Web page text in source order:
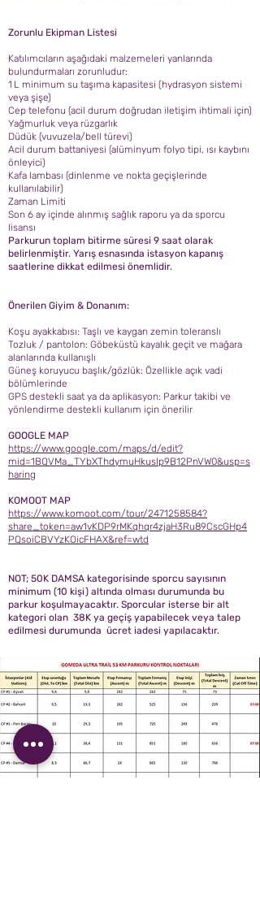
Zorunlu Ekipman Listesi
Katılımcıların aşağıdaki malzemeleri yanlarında
bulundurmaları zorunludur:
1 L minimum su taşıma kapasitesi (hydrasyon sistemi
veya şişe)
Cep telefonu (acil durum doğrudan iletişim ihtimali için)
Yağmurluk veya rüzgarlık
Düdük (vuvuzela/bell türevi)
Acil durum battaniyesi (alüminyum folyo tipi, ısı kaybını
önleyici)
Kafa lambası (dinlenme ve nokta geçişlerinde
kullanılabilir)
Zaman Limiti
Son 6 ay içinde alınmış sağlık raporu ya da sporcu
lisansı
Parkurun toplam bitirme süresi 9 saat olarak
belirlenmiştir. Yarış esnasında istasyon kapanış
saatlerine dikkat edilmesi önemlidir.
Önerilen Giyim & Donanım:
Koşu ayakkabısı: Taşlı ve kaygan zemin toleranslı
Tozluk / pantolon: Göbeküstü kayalık geçit ve mağara
alanlarında kullanışlı
Güneş koruyucu başlık/gözlük: Özellikle açık vadi
bölümlerinde
GPS destekli saat ya da aplikasyon: Parkur takibi ve
yönlendirme destekli kullanım için önerilir
GOOGLE MAP
https://www.google.com/maps/d/edit?
mid=1BQVMa_TYbXThdymuHkusIp9B12PnVW0&usp=s
haring
KOMOOT MAP
https://www.komoot.com/tour/2471258584?
share_token=aw1vKDP9rMKqhqr4zjaH3Ru89CscGHp4
PQsoiCBVYzKOicFHAX&ref=wtd
NOT; 50K DAMSA kategorisinde sporcu sayısının
minimum (10 kişi) altında olması durumunda bu
parkur koşulmayacaktır. Sporcular isterse bir alt
kategori olan 38K ya geçiş yapabilecek veya talep
edilmesi durumunda ücret iadesi yapılacaktır.